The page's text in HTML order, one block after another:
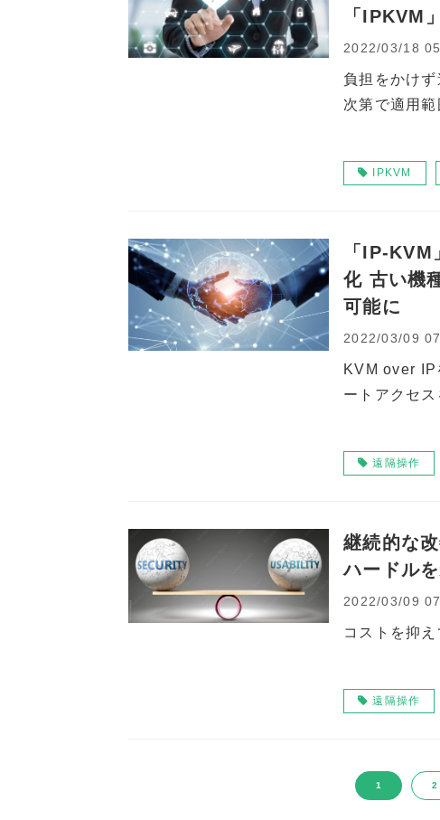
「IPKVM
2022/03/18
負担をかけ
次第で適用
IPKVM
「IP-
化 古い機
可能に
2022/03/09
KVM over IP
ートアクセス
遠隔操作
継続的な
ハードル
2022/03/09
コストを抑
遠隔操作
1 2